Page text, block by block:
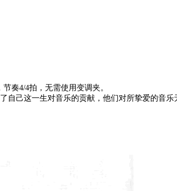
奏4/4拍，无需使用变调夹。
自己这一生对音乐的贡献，他们对所挚爱的音乐